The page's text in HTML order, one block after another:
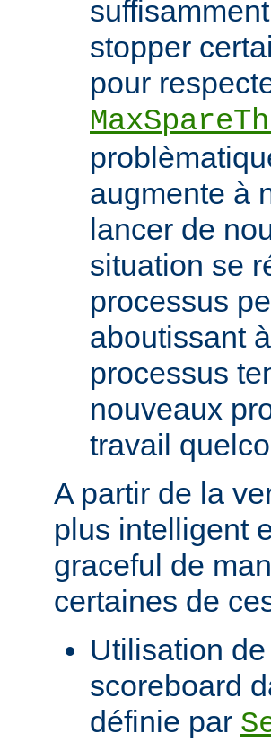
stopper
pour
augmente à
lancer de
situation se
processus
aboutissant
processus
nouveaux
travail
A partir de la
plus intelligent
graceful de
certaines de
Utilisation
scoreboard
définie par